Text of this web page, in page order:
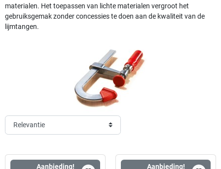
materialen. Het toepassen van lichte materialen vergroot het
gebruiksgemak zonder concessies te doen aan de kwaliteit van de
lijmtangen.
Aanbieding! Aanbieding!